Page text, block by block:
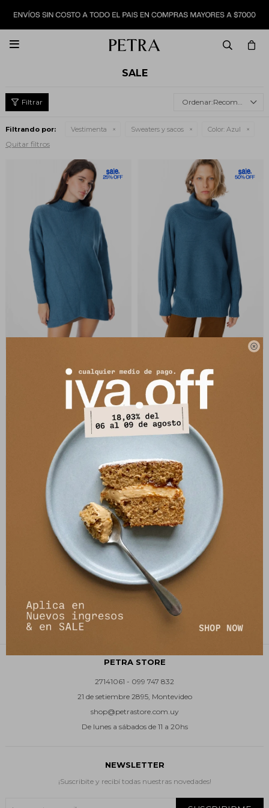


SALE
Recomendados
Filtrando por: Vestimenta Sweaters y sacos Color: Azul
Quitar filtros
4.042 5.390 2.845
$ 3.742 $ 4.990
PETRA STORE
27141061 - 099 747 832
21 de setiembre 2895, Montevideo
shop@petrastore.com.uy
De lunes a sábados de 11 a 20hs
NEWSLETTER
¡Suscribite y recibí todas nuestras novedades!